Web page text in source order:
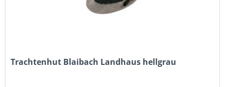
Trachtenhut Blaibach Landhaus hellgrau